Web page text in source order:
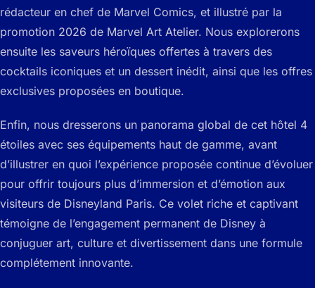
rédacteur en chef de Marvel Comics, et illustré par la
promotion 2026 de Marvel Art Atelier. Nous explorerons
ensuite les saveurs héroïques offertes à travers des
cocktails iconiques et un dessert inédit, ainsi que les offres
exclusives proposées en boutique.
Enfin, nous dresserons un panorama global de cet hôtel 4
étoiles avec ses équipements haut de gamme, avant
d’illustrer en quoi l’expérience proposée continue d’évoluer
pour offrir toujours plus d’immersion et d’émotion aux
visiteurs de Disneyland Paris. Ce volet riche et captivant
témoigne de l’engagement permanent de Disney à
conjuguer art, culture et divertissement dans une formule
complétement innovante.